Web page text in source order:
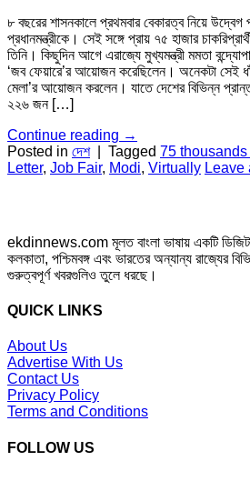
৮ বছরের শাসনকালে প্রথমবার বেকারত্ব নিয়ে
প্রধানমন্ত্রীকে। সেই সঙ্গে প্রায় ৭৫ হাজার
তিনি। কিছুদিন আগে এরাজ্যে মুখ্যমন্ত্রী মমতা
‘জব ফেয়ারে’র আয়োজন করেছিলেন। অনেকটা সেই
মেলা’র আয়োজন করলেন। যাতে দেশের বিভিন্ন
২২৬ জন […]
Continue reading →
Posted in দেশ Tagged 75 thousands
Letter, Job Fair, Modi, Virtually Leave
ekdinnews.com মূলত বাংলা ভাষায় একটি
কলকাতা, পশ্চিমবঙ্গ এবং ভারতের অন্যান্য রাজ্যের
গুরুত্বপূর্ণ খবরগুলিও তুলে ধরছে।
QUICK LINKS
About Us
Advertise With Us
Contact Us
Privacy Policy
Terms and Conditions
FOLLOW US